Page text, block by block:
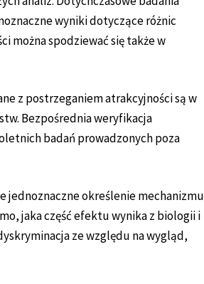
wyniki dotyczące różnic
można spodziewać się także w
z postrzeganiem atrakcyjności są w
Bezpośrednia weryfikacja
badań prowadzonych poza
jednoznaczne określenie mechanizmu
jaka część efektu wynika z biologii i
ze względu na wygląd,